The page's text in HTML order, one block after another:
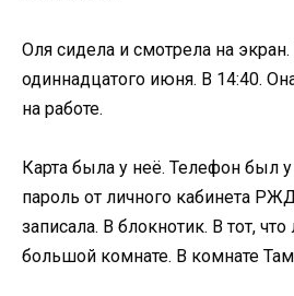
Оля сидела и смотрела на
одиннадцатого июня. В 14:40.
на работе.
Карта была у неё. Телефон был
пароль от личного кабинета
записала. В блокнотик. В тот,
большой комнате. В комнате